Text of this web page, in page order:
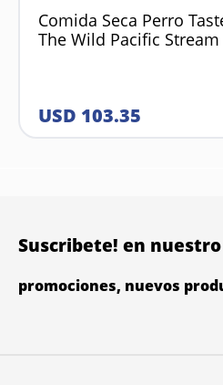
Comida Seca Perro
The Wild Pacific Stream
USD 103.35
Suscribete! en
promociones, nuevos